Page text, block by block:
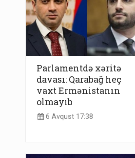
Parlamentdə xəritə
davası: Qarabağ heç
vaxt Ermənistanın
olmayıb
6 Avqust 17:38